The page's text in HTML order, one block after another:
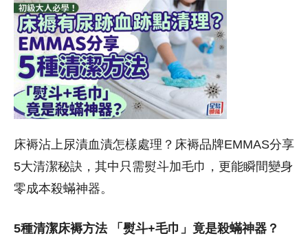
床褥沾上尿漬血漬怎樣處理？床褥品牌EMMAS分享
5大清潔秘訣，其中只需熨斗加毛巾，更能瞬間變身
零成本殺蟎神器。
5種清潔床褥方法 「熨斗+毛巾」竟是殺蟎神器？